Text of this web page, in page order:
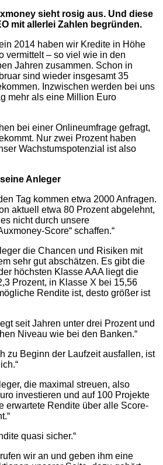
sieht rosig aus. Und diese
mit allerlei Zahlen begründen.
2014 haben wir Kredite in Höhe
vermittelt – so viel wie in den
Jahren zusammen. Schon in
sind wieder insgesamt 35
Inzwischen werden bei uns
mehr als eine Million Euro
bei einer Onlineumfrage gefragt,
Nur zwei Prozent haben
Wachstumspotenzial ist also
Anleger
Tag kommen etwa 2000 Anfragen.
aktuell etwa 80 Prozent abgelehnt,
nicht durch unsere
Score“ schaffen.“
die Chancen und Risiken mit
sehr gut abschätzen. Es gibt die
höchsten Klasse AAA liegt die
Prozent, in Klasse X bei 15,56
Rendite ist, desto größer ist
seit Jahren unter drei Prozent und
Niveau wie bei den Banken.“
zu Beginn der Laufzeit ausfallen, ist
die maximal streuen, also
investieren und auf 100 Projekte
erwartete Rendite über alle Score-
quasi sicher.“
wir an und geben ihm eine